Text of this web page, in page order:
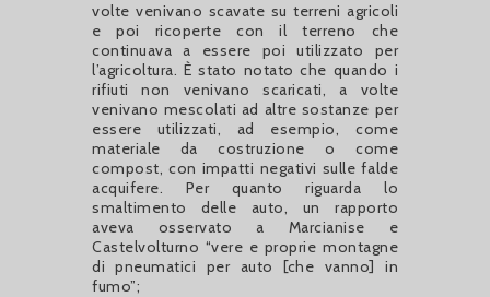
volte venivano scavate su terreni agricoli
e poi ricoperte con il terreno che
continuava a essere poi utilizzato per
l’agricoltura. È stato notato che quando i
rifiuti non venivano scaricati, a volte
venivano mescolati ad altre sostanze per
essere utilizzati, ad esempio, come
materiale da costruzione o come
compost, con impatti negativi sulle falde
acquifere. Per quanto riguarda lo
smaltimento delle auto, un rapporto
aveva osservato a Marcianise e
Castelvolturno “vere e proprie montagne
di pneumatici per auto [che vanno] in
fumo”;